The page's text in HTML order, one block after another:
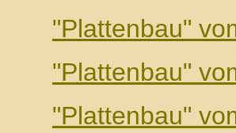
"Plattenbau"
"Plattenbau"
"Plattenbau"